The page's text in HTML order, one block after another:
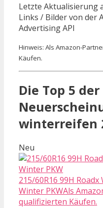
Letzte Aktualisierung
Links / Bilder von der
Advertising API
Hinweis: Als Amazon-
Käufen.
Die Top 5 der
winterreifen
Neu
215/60R16 99H Roadx
Winter PKWAls
qualifizierten Käufen.